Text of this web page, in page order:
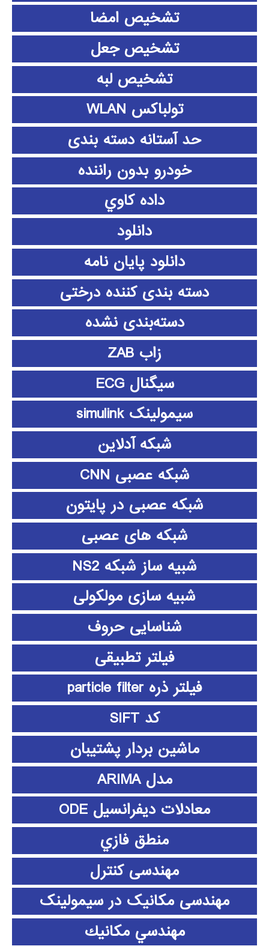
تشخیص امضا
تشخیص جعل
تشخیص لبه
تولباکس WLAN
حد آستانه دسته بندی
خودرو بدون راننده
داده كاوي
دانلود
دانلود پايان نامه
دسته بندی کننده درختی
دسته‌بندی نشده
زاب ZAB
سیگنال ECG
سیمولینک simulink
شبکه آدلاین
شبکه عصبی CNN
شبکه عصبی در پایتون
شبکه های عصبی
شبیه ساز شبکه NS2
شبیه سازی مولکولی
شناسایی حروف
فیلتر تطبیقی
فیلتر ذره particle filter
کد SIFT
ماشین بردار پشتیبان
مدل ARIMA
معادلات دیفرانسیل ODE
منطق فازي
مهندسی کنترل
مهندسی مکانیک در سیمولینک
مهندسي مكانيك